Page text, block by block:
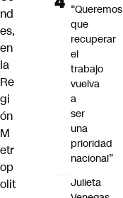
nd
es,
en
la
Re
gi
ón
M
etr
op
olit
“Queremos
que
recuperar
el
trabajo
vuelva
a
ser
una
prioridad
nacional”
Julieta